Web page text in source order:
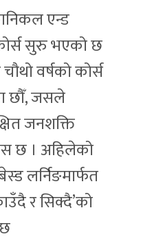
एन्ड
सुरु भएको छ
वर्षको कोर्स
छौँ, जसले
जनशक्ति
छ । अहिलेको
लर्निङमार्फत
र सिक्दै’को